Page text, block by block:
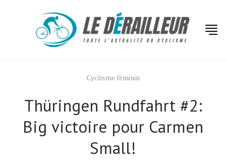
Cyclisme féminin
Thüringen Rundfahrt #2:
Big victoire pour Carmen
Small!